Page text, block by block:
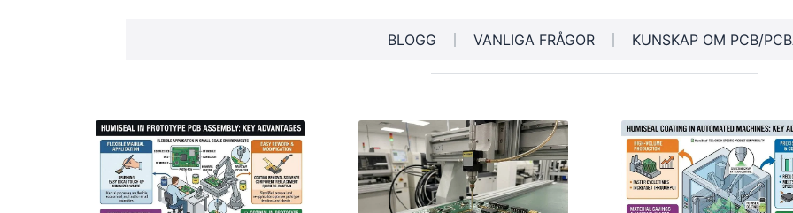
BLOGG VANLIGA FRÅGOR KUNSKAP OM PCB/
Sidan
Sidan
Sidan
Sidan
Sidan